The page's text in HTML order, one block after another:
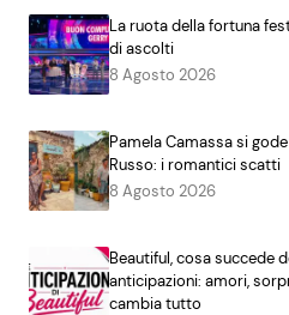
La ruota della fortuna
di ascolti
8 Agosto 2026
Pamela Camassa si
Russo: i romantici scatti
8 Agosto 2026
Beautiful, cosa succede
anticipazioni: amori,
cambia tutto